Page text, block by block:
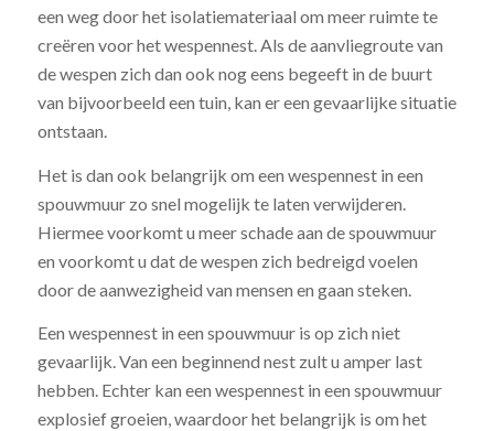
een weg door het isolatiemateriaal om meer ruimte te
creëren voor het wespennest. Als de aanvliegroute van
de wespen zich dan ook nog eens begeeft in de buurt
van bijvoorbeeld een tuin, kan er een gevaarlijke situatie
ontstaan.
Het is dan ook belangrijk om een wespennest in een
spouwmuur zo snel mogelijk te laten verwijderen.
Hiermee voorkomt u meer schade aan de spouwmuur
en voorkomt u dat de wespen zich bedreigd voelen
door de aanwezigheid van mensen en gaan steken.
Een wespennest in een spouwmuur is op zich niet
gevaarlijk. Van een beginnend nest zult u amper last
hebben. Echter kan een wespennest in een spouwmuur
explosief groeien, waardoor het belangrijk is om het